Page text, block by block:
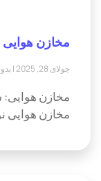
مخازن هوایی
جولای 28, 2025 بدون
مخازن هوایی:
مخازن هوایی